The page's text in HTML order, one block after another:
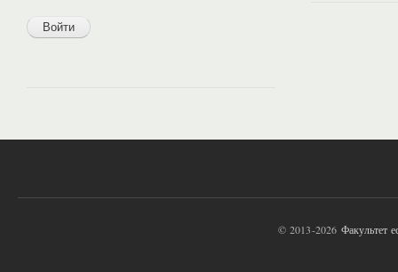
© 2013-2026 Факультет